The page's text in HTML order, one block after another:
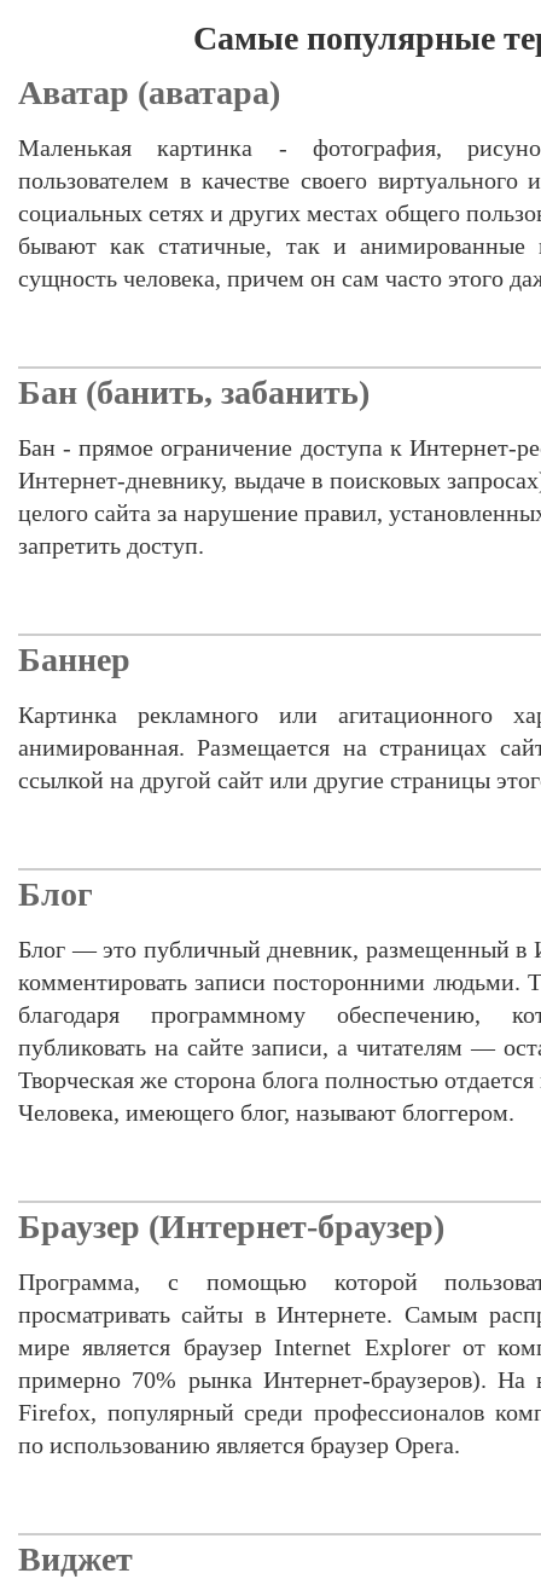
Самые популярные
Аватар (аватара)
Маленькая картинка - фотография,
пользователем в качестве своего
социальных сетях и других местах общего
бывают как статичные, так и
сущность человека, причем он сам часто этого
Бан (банить, забанить)
Бан - прямое ограничение доступа к Интернет-
Интернет-дневнику, выдаче в поисковых
целого сайта за нарушение правил,
запретить доступ.
Баннер
Картинка рекламного или агитационного
анимированная. Размещается на страницах
ссылкой на другой сайт или другие страницы
Блог
Блог — это публичный дневник, размещенный в
комментировать записи посторонними людьми.
благодаря программному обеспечению,
публиковать на сайте записи, а читателям —
Творческая же сторона блога полностью отдается
Человека, имеющего блог, называют блоггером.
Браузер (Интернет-браузер)
Программа, с помощью которой
просматривать сайты в Интернете. Самым
мире является браузер Internet Explorer от
примерно 70% рынка Интернет-браузеров).
Firefox, популярный среди профессионалов
по использованию является браузер Opera.
Виджет